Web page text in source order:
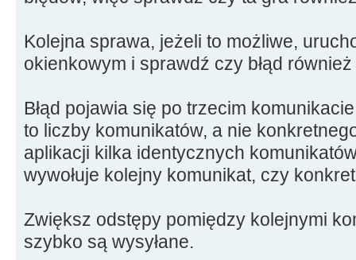
Kolejna sprawa, jeżeli to możliwe,
okienkowym i sprawdź czy błąd
Błąd pojawia się po trzecim
to liczby komunikatów, a nie
aplikacji kilka identycznych
wywołuje kolejny komunikat, czy
Zwiększ odstępy pomiędzy kolejnymi
szybko są wysyłane.